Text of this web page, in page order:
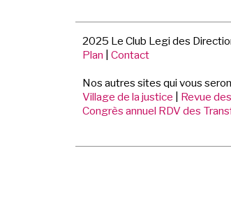
2025 Le Club Legi des
Plan
Contact
Nos autres sites qui vous
Village de la justice
Revue
Congrès annuel RDV des